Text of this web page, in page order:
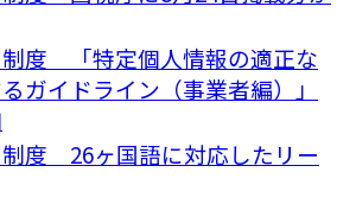
制度 「特定個人情報の適正な
ガイドライン（事業者編）」
度 26ヶ国語に対応したリー